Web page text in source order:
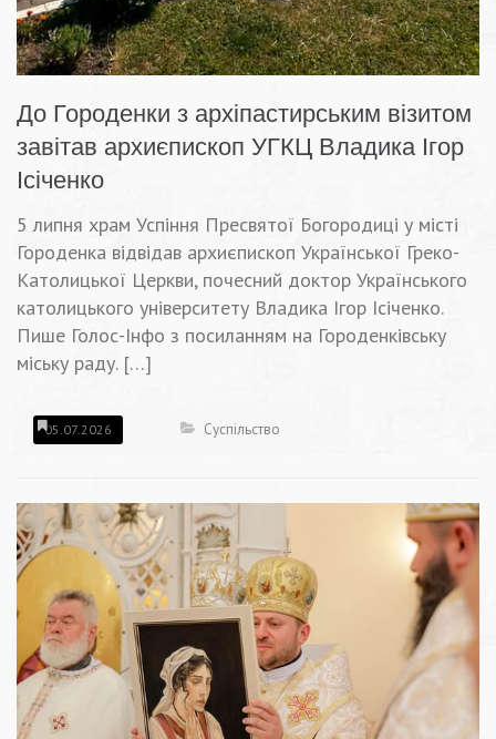
До Городенки з архіпастирським візитом
завітав архиєпископ УГКЦ Владика Ігор
Ісіченко
5 липня храм Успіння Пресвятої Богородиці у місті
Городенка відвідав архиєпископ Української Греко-
Католицької Церкви, почесний доктор Українського
католицького університету Владика Ігор Ісіченко.
Пише Голос-Інфо з посиланням на Городенківську
міську раду. […]
05.07.2026 Суспільство